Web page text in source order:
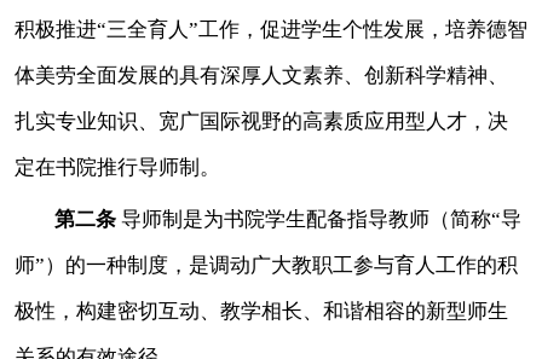
积极推进“三全育人”工作，促进学生个性发展，培养德智
体美劳全面发展的具有深厚人文素养、创新科学精神、
扎实专业知识、宽广国际视野的高素质应用型人才，决
定在书院推行导师制。
第二条 导师制是为书院学生配备指导教师（简称“导
师”）的一种制度，是调动广大教职工参与育人工作的积
极性，构建密切互动、教学相长、和谐相容的新型师生